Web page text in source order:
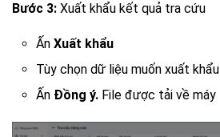
Bước 3: Xuất khẩu kết quả tra cứu
Ấn Xuất khẩu
Tùy chọn dữ liệu muốn xuất khẩu
Ấn Đồng ý. File được tải về máy